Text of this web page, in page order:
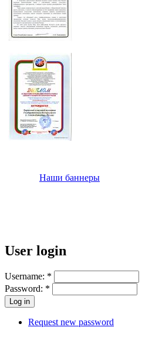
Наши баннеры
User login
Username: *
Password: *
Request new password